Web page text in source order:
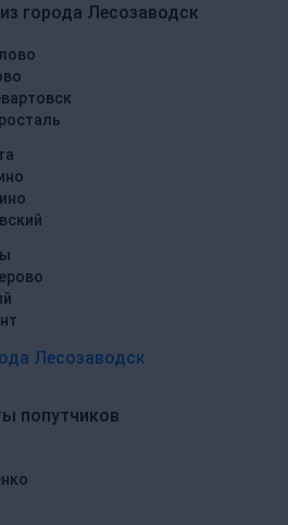
города Лесозаводск
Лесозаводск
попутчиков